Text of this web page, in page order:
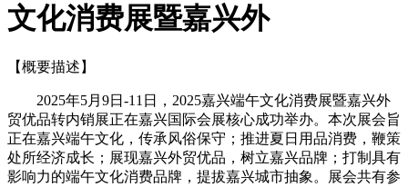
文化消费展暨嘉兴外
【概要描述】
2025年5月9日-11日，2025嘉兴端午文化消费展暨嘉兴外
贸优品转内销展正在嘉兴国际会展核心成功举办。本次展会旨
正在嘉兴端午文化，传承风俗保守；推进夏日用品消费，鞭策
处所经济成长；展现嘉兴外贸优品，树立嘉兴品牌；打制具有
影响力的端午文化消费品牌，提拔嘉兴城市抽象。展会共有参